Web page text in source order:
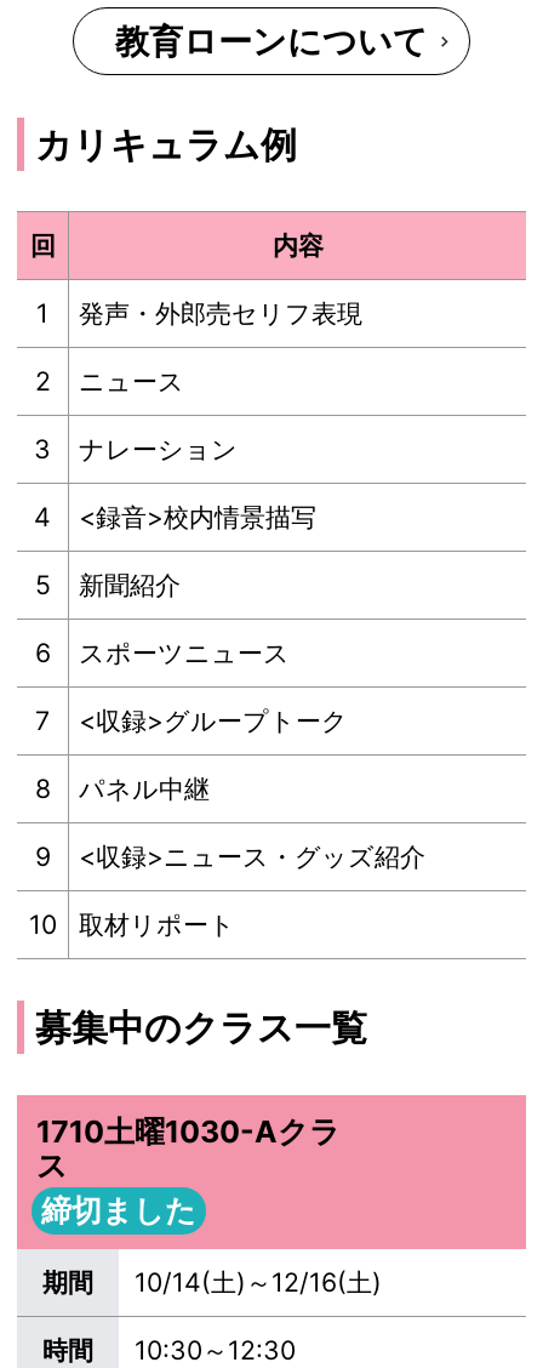
教育ローンについて
カリキュラム例
回 内容
1 発声・外郎売セリフ表現
2 ニュース
3 ナレーション
4 <録音>校内情景描写
5 新聞紹介
6 スポーツニュース
7 <収録>グループトーク
8 パネル中継
9 <収録>ニュース・グッズ紹介
10 取材リポート
募集中のクラス一覧
1710土曜1030-Aクラ
ス
締切ました
期間 10/14(土)～12/16(土)
時間 10:30～12:30